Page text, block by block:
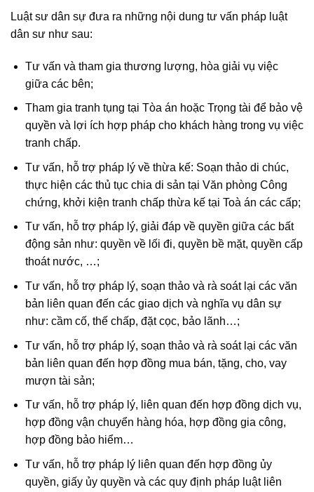
Luật sư dân sự đưa ra những nội dung tư vấn pháp luật
dân sư như sau:
Tư vấn và tham gia thương lượng, hòa giải vụ việc
giữa các bên;
Tham gia tranh tụng tại Tòa án hoặc Trọng tài để bảo vệ
quyền và lợi ích hợp pháp cho khách hàng trong vụ việc
tranh chấp.
Tư vấn, hỗ trợ pháp lý về thừa kế: Soạn thảo di chúc,
thực hiện các thủ tục chia di sản tại Văn phòng Công
chứng, khởi kiện tranh chấp thừa kế tại Toà án các cấp;
Tư vấn, hỗ trợ pháp lý, giải đáp về quyền giữa các bất
động sản như: quyền về lối đi, quyền bề mặt, quyền cấp
thoát nước, …;
Tư vấn, hỗ trợ pháp lý, soạn thảo và rà soát lại các văn
bản liên quan đến các giao dịch và nghĩa vụ dân sự
như: cầm cố, thế chấp, đặt cọc, bảo lãnh…;
Tư vấn, hỗ trợ pháp lý, soạn thảo và rà soát lại các văn
bản liên quan đến hợp đồng mua bán, tặng, cho, vay
mượn tài sản;
Tư vấn, hỗ trợ pháp lý, liên quan đến hợp đồng dịch vụ,
hợp đồng vận chuyển hàng hóa, hợp đồng gia công,
hợp đồng bảo hiểm…
Tư vấn, hỗ trợ pháp lý liên quan đến hợp đồng ủy
quyền, giấy ủy quyền và các quy định pháp luật liên